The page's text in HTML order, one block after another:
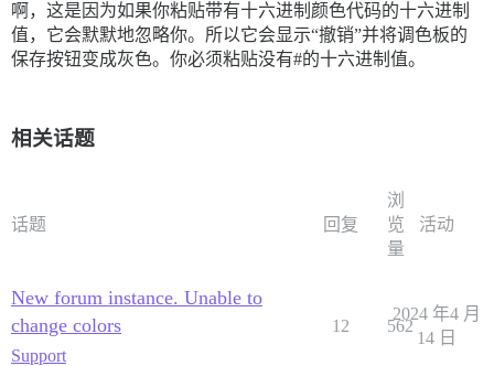
啊，这是因为如果你粘贴带有十六进制颜色代码的十六进制
值，它会默默地忽略你。所以它会显示“撤销”并将调色板的
保存按钮变成灰色。你必须粘贴没有#的十六进制值。
相关话题
话题 回复
浏
览
量
活动
New forum instance. Unable to
change colors
Support
12 562
2024 年4 月
14 日